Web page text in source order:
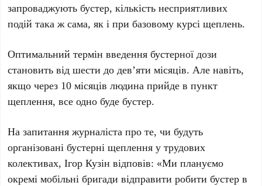
запроваджують бустер, кількість несприятливих
подій така ж сама, як і при базовому курсі щеплень.
Оптимальний термін введення бустерної дози
становить від шести до дев’яти місяців. Але навіть,
якщо через 10 місяців людина прийде в пункт
щеплення, все одно буде бустер.
На запитання журналіста про те, чи будуть
організовані бустерні щеплення у трудових
колективах, Ігор Кузін відповів: «Ми плануємо
окремі мобільні бригади відправити робити бустер в